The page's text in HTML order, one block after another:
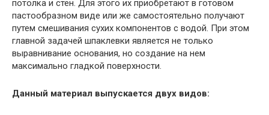
потолка и стен. Для этого их приобретают в готовом
пастообразном виде или же самостоятельно получают
путем смешивания сухих компонентов с водой. При этом
главной задачей шпаклевки является не только
выравнивание основания, но создание на нем
максимально гладкой поверхности.
Данный материал выпускается двух видов: